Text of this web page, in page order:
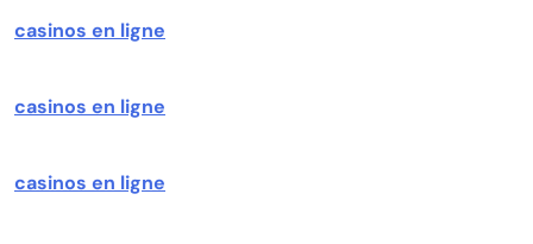
casinos en ligne
casinos en ligne
casinos en ligne